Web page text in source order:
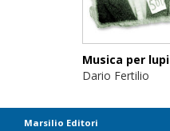
Musica per lupi
Dario Fertilio
Marsilio Editori